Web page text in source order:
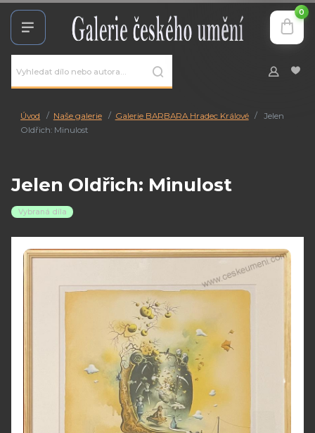
0
Úvod Naše galerie Galerie BARBARA Hradec Králové
Jelen
Oldřich: Minulost
Jelen Oldřich: Minulost
Vybraná díla